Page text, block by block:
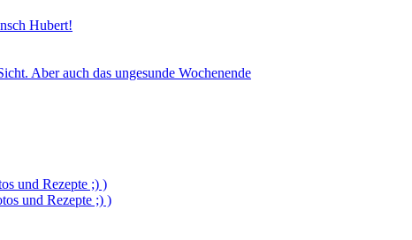
Hubert!
Aber auch das ungesunde Wochenende
und Rezepte ;) )
und Rezepte ;) )